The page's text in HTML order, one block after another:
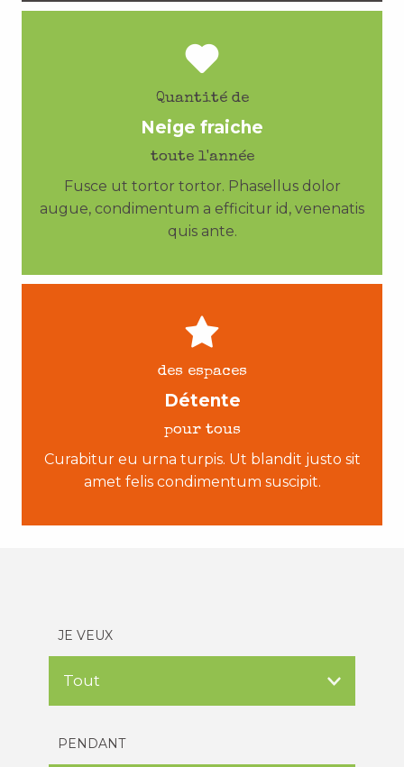
Quantité de
Neige fraiche
toute l'année
Fusce ut tortor tortor. Phasellus dolor
augue, condimentum a efficitur id, venenatis
quis ante.
des espaces
Détente
pour tous
Curabitur eu urna turpis. Ut blandit justo sit
amet felis condimentum suscipit.
JE VEUX
PENDANT